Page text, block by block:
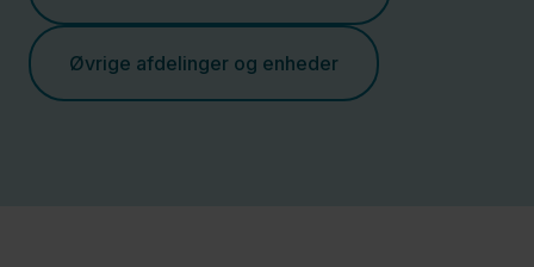
Øvrige afdelinger og enheder